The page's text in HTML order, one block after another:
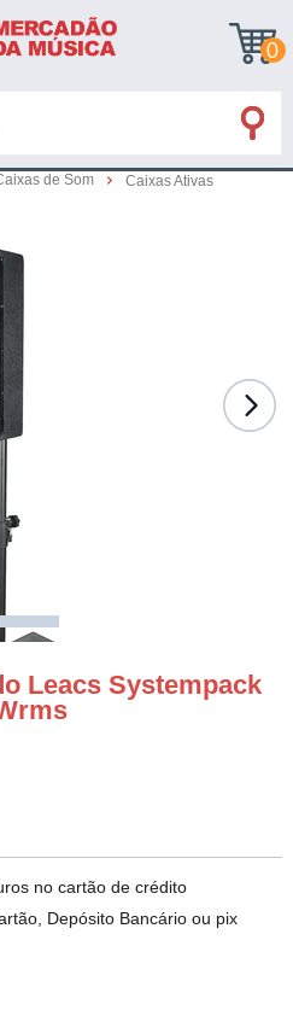
0
de Som Caixas Ativas
Leacs Systempack
no cartão de crédito
Depósito Bancário ou pix